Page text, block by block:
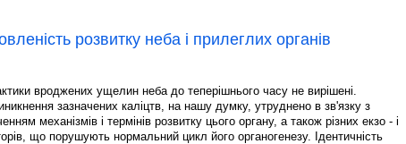
розвитку неба і прилеглих органів
вроджених ущелин неба до теперішнього часу не вирішені.
зазначених каліцтв, на нашу думку, утруднено в зв'язку з
механізмів і термінів розвитку цього органу, а також різних екзо - і
що порушують нормальний цикл його органогенезу. Ідентичність